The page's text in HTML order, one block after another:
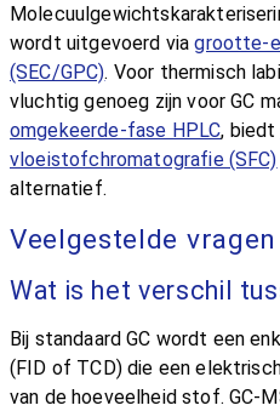
wordt uitgevoerd viagrootte-
(SEC/GPC). Voor thermisch
vluchtig genoeg zijn voor GC
omgekeerde-fase HPLC, biedt
vloeistofchromatografie (SFC)
alternatief.
Veelgestelde vragen
Wat is het verschil
Bij standaard GC wordt een
(FID of TCD) die een
van de hoeveelheid stof. GC-